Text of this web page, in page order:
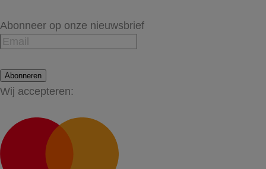
Abonneer op onze nieuwsbrief
Abonneren
Wij accepteren: